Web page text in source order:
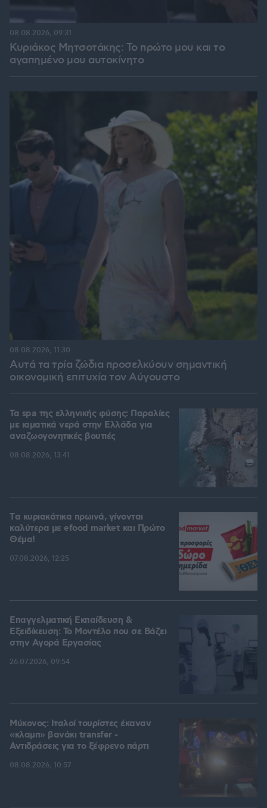
Κυριάκος Μητσοτάκης: Το πρώτο μου και το
αγαπημένο μου αυτοκίνητο
08.08.2026, 09:31
Αυτά τα τρία ζώδια προσελκύουν σημαντική
οικονομική επιτυχία τον Αύγουστο
08.08.2026, 11:30
Τα spa της ελληνικής φύσης: Παραλίες
με ιαματικά νερά στην Ελλάδα για
αναζωογονητικές βουτιές
08.08.2026, 13:41
Tα κυριακάτικα πρωινά, γίνονται
καλύτερα με efood market και Πρώτο
Θέμα!
07.08.2026, 12:25
Επαγγελματική Εκπαίδευση &
Εξειδίκευση: Το Mοντέλο που σε Bάζει
στην Aγορά Eργασίας
26.07.2026, 09:54
Μύκονος: Ιταλοί τουρίστες έκαναν
«κλαμπ» βανάκι transfer -
Αντιδράσεις για το ξέφρενο πάρτι
08.08.2026, 10:57